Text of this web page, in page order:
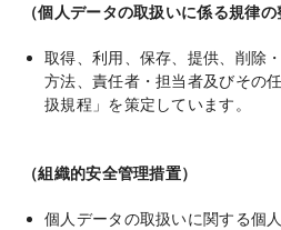
（個人データの取扱いに係る規律の
取得、利用、保存、提供、削除
方法、責任者・担当者及びその
扱規程」を策定しています。
（組織的安全管理措置）
個人データの取扱いに関する個